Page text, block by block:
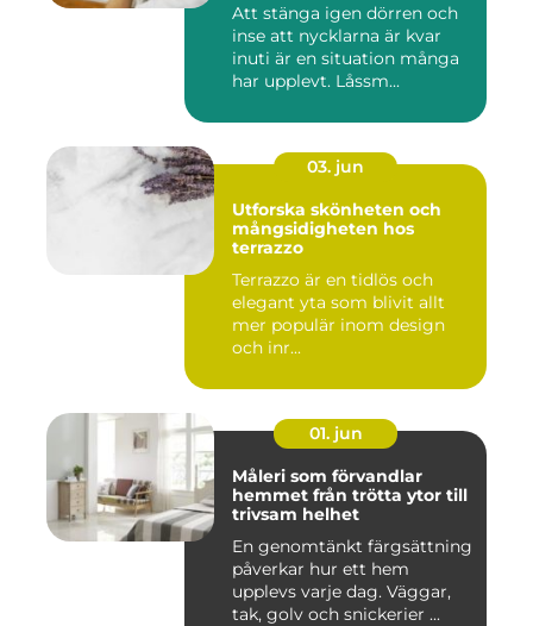
Att stänga igen dörren och
inse att nycklarna är kvar
inuti är en situation många
har upplevt. Låssm...
03. jun
Utforska skönheten och
mångsidigheten hos
terrazzo
Terrazzo är en tidlös och
elegant yta som blivit allt
mer populär inom design
och inr...
01. jun
Måleri som förvandlar
hemmet från trötta ytor till
trivsam helhet
En genomtänkt färgsättning
påverkar hur ett hem
upplevs varje dag. Väggar,
tak, golv och snickerier ...